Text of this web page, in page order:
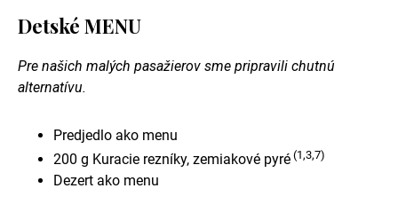
Detské MENU
Pre našich malých pasažierov sme pripravili chutnú
alternatívu.
Predjedlo ako menu
200 g Kuracie rezníky, zemiakové pyré (1,3,7)
Dezert ako menu